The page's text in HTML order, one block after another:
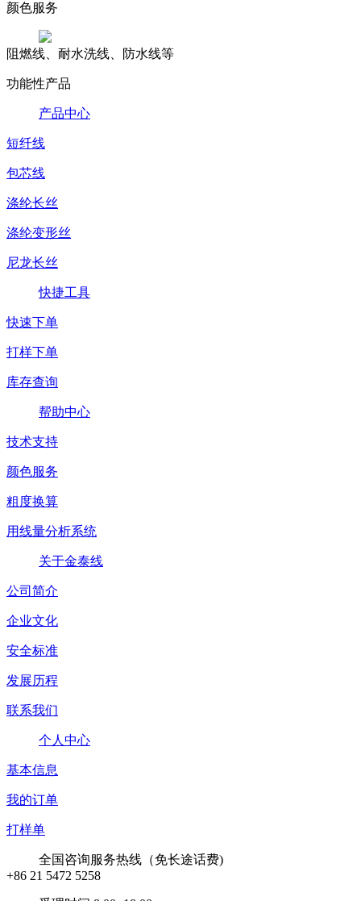
颜色服务
阻燃线、耐水洗线、防水线等
功能性产品
产品中心
短纤线
包芯线
涤纶长丝
涤纶变形丝
尼龙长丝
快捷工具
快速下单
打样下单
库存查询
帮助中心
技术支持
颜色服务
粗度换算
用线量分析系统
关于金泰线
公司简介
企业文化
安全标准
发展历程
联系我们
个人中心
基本信息
我的订单
打样单
全国咨询服务热线（免长途话费)
+86 21 5472 5258